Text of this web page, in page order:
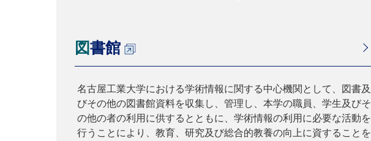
図書館
名古屋工業大学における学術情報に関する中心機関として、図書及
びその他の図書館資料を収集し、管理し、本学の職員、学生及びそ
の他の者の利用に供するとともに、学術情報の利用に必要な活動を
行うことにより、教育、研究及び総合的教養の向上に資することを